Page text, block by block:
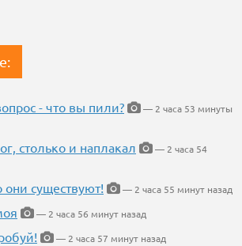
- что вы пили?
— 2 часа 53 минуты
столько и наплакал
— 2 часа 54
они существуют!
— 2 часа 55 минут назад
— 2 часа 56 минут назад
— 2 часа 57 минут назад